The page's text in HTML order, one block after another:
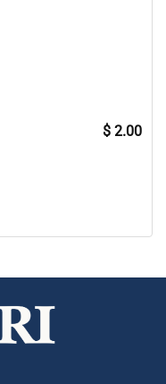
$ 2.00